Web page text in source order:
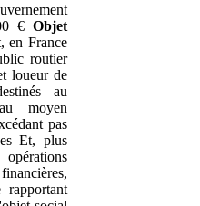
€ Objet
en France
routier
loueur de
au
moyen
pas
Et, plus
rapportant